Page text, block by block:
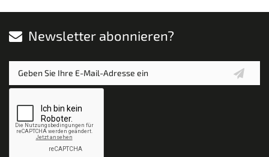
Newsletter abonnieren?